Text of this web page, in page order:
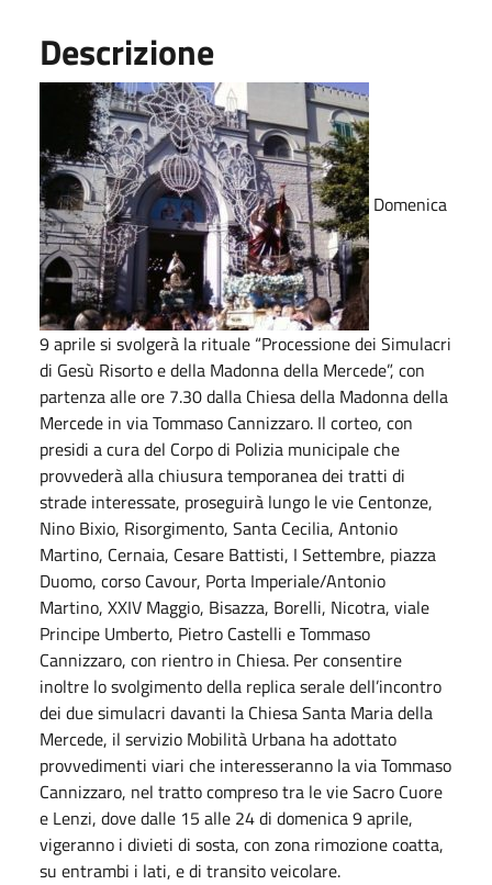
Descrizione
Domenica
9 aprile si svolgerà la rituale “Processione dei Simulacri
di Gesù Risorto e della Madonna della Mercede”, con
partenza alle ore 7.30 dalla Chiesa della Madonna della
Mercede in via Tommaso Cannizzaro. Il corteo, con
presidi a cura del Corpo di Polizia municipale che
provvederà alla chiusura temporanea dei tratti di
strade interessate, proseguirà lungo le vie Centonze,
Nino Bixio, Risorgimento, Santa Cecilia, Antonio
Martino, Cernaia, Cesare Battisti, I Settembre, piazza
Duomo, corso Cavour, Porta Imperiale/Antonio
Martino, XXIV Maggio, Bisazza, Borelli, Nicotra, viale
Principe Umberto, Pietro Castelli e Tommaso
Cannizzaro, con rientro in Chiesa. Per consentire
inoltre lo svolgimento della replica serale dell’incontro
dei due simulacri davanti la Chiesa Santa Maria della
Mercede, il servizio Mobilità Urbana ha adottato
provvedimenti viari che interesseranno la via Tommaso
Cannizzaro, nel tratto compreso tra le vie Sacro Cuore
e Lenzi, dove dalle 15 alle 24 di domenica 9 aprile,
vigeranno i divieti di sosta, con zona rimozione coatta,
su entrambi i lati, e di transito veicolare.